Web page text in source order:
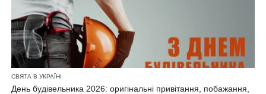
СВЯТА В УКРАЇНІ
День будівельника 2026: оригінальні привітання, побажання,